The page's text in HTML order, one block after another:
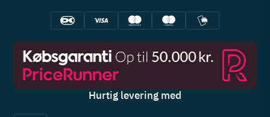
Hurtig levering med